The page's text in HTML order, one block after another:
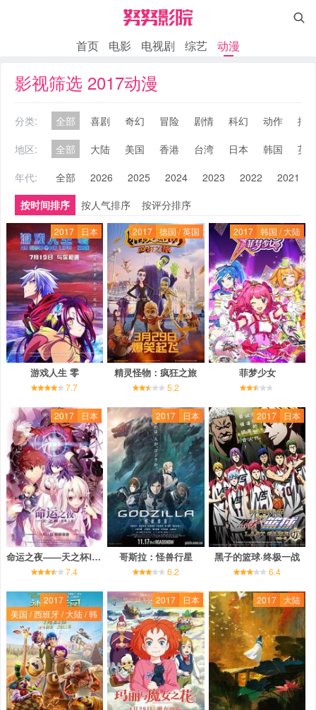

首页 电影 电视剧 综艺 动漫
影视筛选 2017动漫
分类: 全部 喜剧 奇幻 冒险 剧情 科幻 动作
搞
地区:
全部 大陆 美国 香港 台湾 日本 韩国
英
年代:
全部 2026 2025 2024 2023 2022 2021
按时间排序
按人气排序 按评分排序
2017 日本
游戏人生 零
7.7
2017 德国 / 英国
精灵怪物：疯狂之旅
5.2
2017 韩国 / 大陆
菲梦少女
2017 日本
命运之夜——天之杯Ⅰ：恶兆之花
7.4
2017 日本
哥斯拉：怪兽行星
6.2
2017 日本
黑子的篮球·终极一战
6.4
2017
美国 / 西班牙 / 大陆 / 韩
国 / 香港
2017 日本 2017 大陆